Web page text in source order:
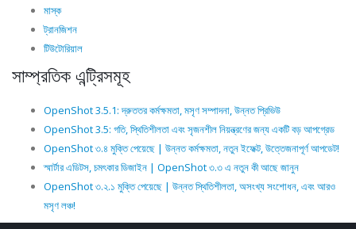
মাস্ক
ট্রানজিশন
টিউটোরিয়াল
সাম্প্রতিক এন্ট্রিসমূহ
OpenShot 3.5.1: দ্রুততর কর্মক্ষমতা, মসৃণ সম্পাদনা, উন্নত প্রিভিউ
OpenShot 3.5: গতি, স্থিতিশীলতা এবং সৃজনশীল নিয়ন্ত্রণের জন্য একটি বড় আপগ্রেড
OpenShot ৩.৪ মুক্তি পেয়েছে | উন্নত কর্মক্ষমতা, নতুন ইফেক্ট, উত্তেজনাপূর্ণ আপডেট!
স্মার্টার এডিটস, চমৎকার ডিজাইন | OpenShot ৩.৩ এ নতুন কী আছে জানুন
OpenShot ৩.২.১ মুক্তি পেয়েছে | উন্নত স্থিতিশীলতা, অসংখ্য সংশোধন, এবং আরও
মসৃণ লঞ্চ!